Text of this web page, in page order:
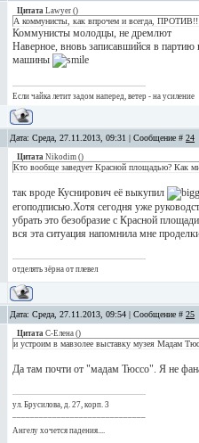
Цитата Lawyer ()
А коммунисты, как впрочем и всегда,
Коммунисты молодцы, не дремлют
Наверное, вновь записавшийся в партию
машины
Если чайка летит задом наперед, ветер - на усиление
Дата: Среда, 27.11.2013, 09:31 | Сообщение # 24
Цитата Nikodim ()
Кто вообще заведует Красной площадью? Как
так вроде Куснирович её выкупил
егоподписью.Хотя сегодня уже
убрать это безобразие с Красной
вся эта ситуация напомнила мне
отделять зёрна от плевел
Дата: Среда, 27.11.2013, 09:54 | Сообщение # 25
Цитата С-Елена ()
и устроим в мавзолее выставку музея Мадам
Да там почти от "мадам Тюссо". Я не
ул. Брусилова, д. 27, корп. 3
Ангелу хочется падения....